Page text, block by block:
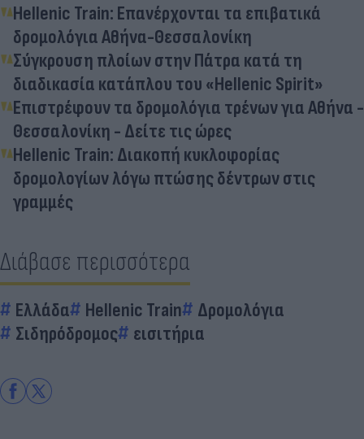
Hellenic Train: Επανέρχονται τα επιβατικά
δρομολόγια Αθήνα-Θεσσαλονίκη
Σύγκρουση πλοίων στην Πάτρα κατά τη
διαδικασία κατάπλου του «Hellenic Spirit»
Επιστρέφουν τα δρομολόγια τρένων για Αθήνα -
Θεσσαλονίκη - Δείτε τις ώρες
Hellenic Train: Διακοπή κυκλοφορίας
δρομολογίων λόγω πτώσης δέντρων στις
γραμμές
Διάβασε περισσότερα
Ελλάδα Hellenic Train
Δρομολόγια
Σιδηρόδρομος
εισιτήρια